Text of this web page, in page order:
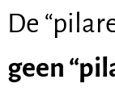
De
geen